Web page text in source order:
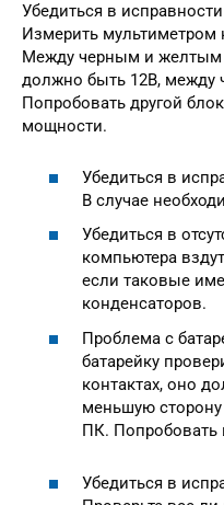
Убедиться в
Измерить
Между черным и желтым
должно быть 12В,
Попробовать другой
мощности.
Убедиться в
В случае
Убедиться в
компьютера
если таковые
конденсаторов.
Проблема с
батарейку
контактах, оно
меньшую сторону
ПК. Попробовать
Убедиться в